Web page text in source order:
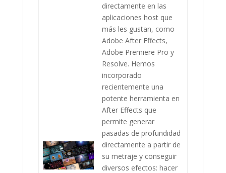
directamente en las
aplicaciones host que
más les gustan, como
Adobe After Effects,
Adobe Premiere Pro y
Resolve. Hemos
incorporado
recientemente una
potente herramienta en
After Effects que
permite generar
pasadas de profundidad
directamente a partir de
su metraje y conseguir
diversos efectos: hacer